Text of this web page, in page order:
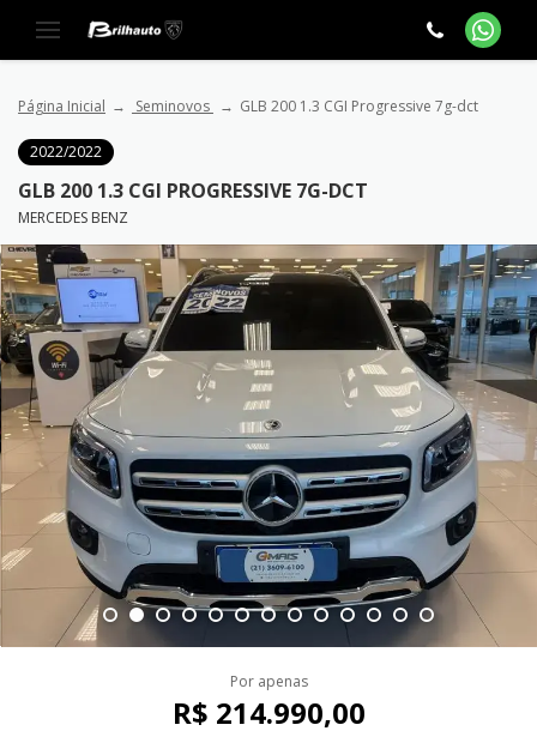
Página Inicial Seminovos GLB 200 1.3 CGI Progressive 7g-dct
2022/2022
GLB 200 1.3 CGI PROGRESSIVE 7G-DCT
MERCEDES BENZ
Por apenas
R$ 214.990,00